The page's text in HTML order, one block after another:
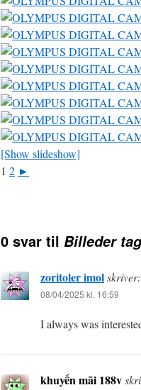
[Show slideshow]
1 2 ►
0 svar til Billeder
zoritoler imolskriver:
08/04/2025 kl. 16:59
I always was
khuyến mãi 188v